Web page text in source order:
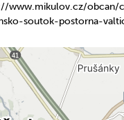
www.mikulov.cz/obcan/
soutok-postorna-